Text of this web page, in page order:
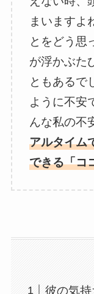
まいますよ
とをどう思
が浮かぶた
ともあるで
ように不安
んな私の不
アルタイム
できる「コ
彼の気